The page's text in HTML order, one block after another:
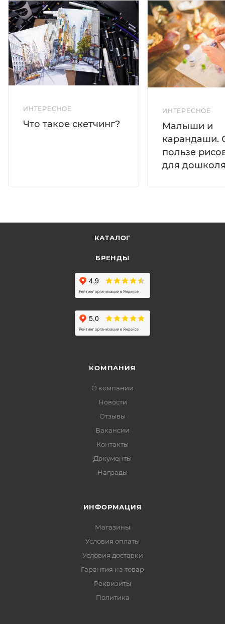
ИНТЕРЕСНОЕ
Что такое скетчинг?
ИНТЕРЕСНОЕ
Малыши и
карандаши.
пользе
для
КАТАЛОГ
БРЕНДЫ
КОМПАНИЯ
О компании
Новости
Отзывы
Вакансии
Контакты
Документы
Награды
ИНФОРМАЦИЯ
Магазины
Условия оплаты
Условия доставки
Гарантия на товар
Реквизиты
Политика